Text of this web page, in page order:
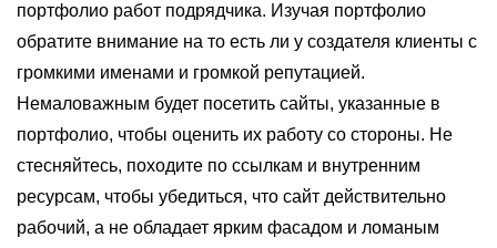
портфолио работ подрядчика. Изучая портфолио
обратите внимание на то есть ли у создателя клиенты с
громкими именами и громкой репутацией.
Немаловажным будет посетить сайты, указанные в
портфолио, чтобы оценить их работу со стороны. Не
стесняйтесь, походите по ссылкам и внутренним
ресурсам, чтобы убедиться, что сайт действительно
рабочий, а не обладает ярким фасадом и ломаным